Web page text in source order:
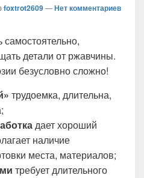
foxtrot2609—Нет комментариев
детали от ржавчины.
безусловно сложно!
трудоемка, длительна,
дает хороший
наличие
места, материалов;
требует длительного